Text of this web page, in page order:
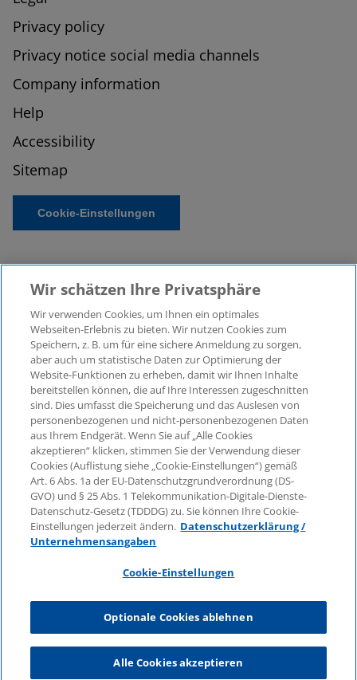
Privacy policy
Privacy notice social media channels
Company information
Help
Accessibility
Sitemap
Cookie-Einstellungen
© 2026 KPMG Law Rechtsanwaltsgesellschaft mbH,
associated with KPMG AG
Wirtschaftsprüfungsgesellschaft, a public limited
company under German law and a member of the
global KPMG organisation of independent member
firms affiliated with KPMG International Limited, a
Private English Company Limited by Guarantee. All
rights reserved. For more details on the structure of
KPMG’s global organisation, please visit
https://home.kpmg/governance.
KPMG International does not provide services to
clients. No member firm is authorised to bind or
firm to any third party, just as KPMG International is
not authorised to bind or contract any other member
firm.
Wir schätzen Ihre Privatsphäre
Wir verwenden Cookies, um Ihnen ein optimales
Webseiten-Erlebnis zu bieten. Wir nutzen Cookies zum
Speichern, z. B. um für eine sichere Anmeldung zu sorgen,
aber auch um statistische Daten zur Optimierung der
Website-Funktionen zu erheben, damit wir Ihnen Inhalte
bereitstellen können, die auf Ihre Interessen zugeschnitten
sind. Dies umfasst die Speicherung und das Auslesen von
personenbezogenen und nicht-personenbezogenen Daten
aus Ihrem Endgerät. Wenn Sie auf „Alle Cookies
akzeptieren“ klicken, stimmen Sie der Verwendung dieser
Cookies (Auflistung siehe „Cookie-Einstellungen“) gemäß
Art. 6 Abs. 1a der EU-Datenschutzgrundverordnung (DS-
GVO) und § 25 Abs. 1 Telekommunikation-Digitale-Dienste-
Datenschutz-Gesetz (TDDDG) zu. Sie können Ihre Cookie-
Einstellungen jederzeit ändern. Datenschutzerklärung /
Unternehmensangaben
Cookie-Einstellungen
Optionale Cookies ablehnen
Alle Cookies akzeptieren